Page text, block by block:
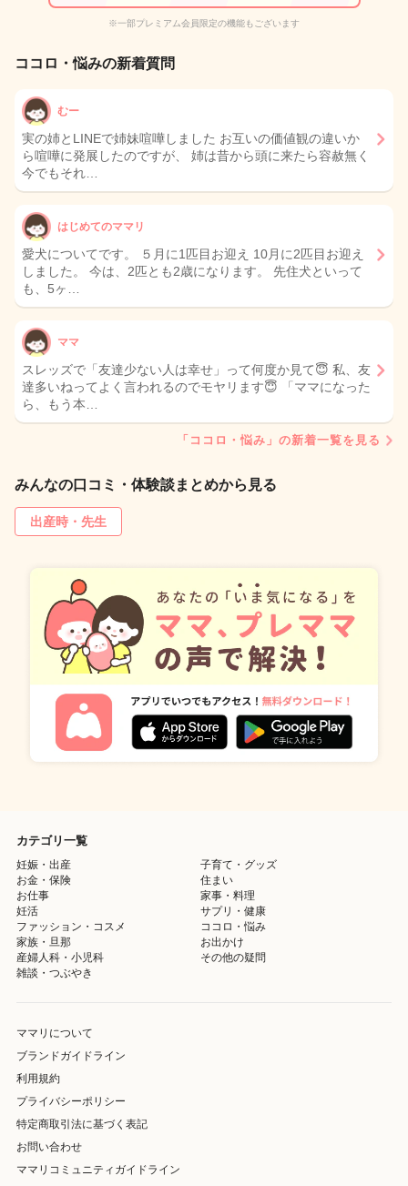
※一部プレミアム会員限定の機能もございます
ココロ・悩みの新着質問
むー
実の姉とLINEで姉妹喧嘩しました お互いの価値観の違いか
ら喧嘩に発展したのですが、 姉は昔から頭に来たら容赦無く
今でもそれ…
はじめてのママリ
愛犬についてです。 ５月に1匹目お迎え 10月に2匹目お迎え
しました。 今は、2匹とも2歳になります。 先住犬といって
も、5ヶ…
ママ
スレッズで「友達少ない人は幸せ」って何度か見て😇 私、友
達多いねってよく言われるのでモヤリます😇 「ママになった
ら、もう本…
「ココロ・悩み」の新着一覧を見る
みんなの口コミ・体験談まとめから見る
出産時・先生
カテゴリ一覧
妊娠・出産
子育て・グッズ
お金・保険
住まい
お仕事
家事・料理
妊活
サプリ・健康
ファッション・コスメ
ココロ・悩み
家族・旦那
お出かけ
産婦人科・小児科
その他の疑問
雑談・つぶやき
ママリについて
ブランドガイドライン
利用規約
プライバシーポリシー
特定商取引法に基づく表記
お問い合わせ
ママリコミュニティガイドライン